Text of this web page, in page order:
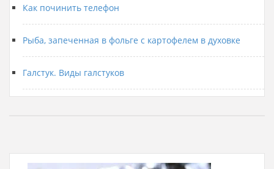
Как починить телефон
Рыба, запеченная в фольге с картофелем в духовке
Галстук. Виды галстуков